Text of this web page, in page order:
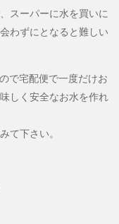
スーパーに水を買いに
わずにとなると難しい
で宅配便で一度だけお
しく安全なお水を作れ
て下さい。